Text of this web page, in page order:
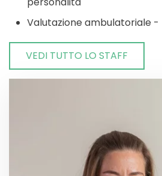
Valutazione ambulatoriale
VEDI TUTTO LO STAFF